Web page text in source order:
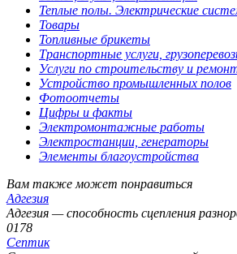
Теплые полы. Электрические
Товары
Топливные брикеты
Транспортные услуги,
Услуги по строительству и
Устройство промышленных полов
Фотоотчеты
Цифры и факты
Электромонтажные работы
Электростанции, генераторы
Элементы благоустройства
Вам также может понравиться
Адгезия
Адгезия — cпособность сцепления
0178
Септик